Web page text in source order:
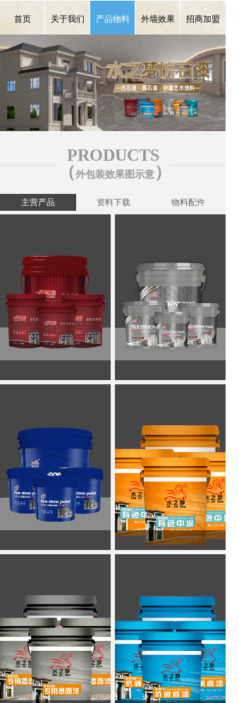
끀
首页 关于我们 产品物料 外墙效果 招商加盟
PRODUCTS
（外包装效果图示意 ）
主营产品 资料下载 物料配件